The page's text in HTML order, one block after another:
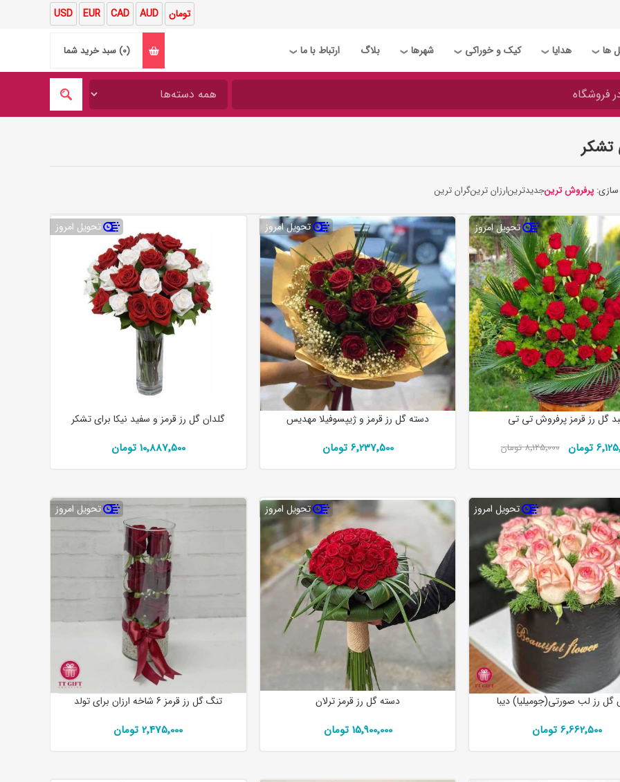
USD EUR CAD AUD تومان
ها ❯ هدایا ❯ کیک و خوراکی ❯ شهرها ❯ بلاگ ارتباط با ما ❯
(0) سبد خرید شما
تشکر
پرفروش ترینجدیدترینارزان ترینگران ترین
تحویل امروز
گل رز قرمز پرفروش تی تی
تومان 8٬125٬000 تومان
تحویل امروز
دسته گل رز قرمز و ژیپسوفیلا مهدیس
6٬237٬500 تومان
تحویل امروز
گلدان گل رز قرمز و سفید نیکا برای تشکر
10٬887٬500 تومان
تحویل امروز
گل رز لب صورتی(جومیلیا) دیبا
6٬662٬500 تومان
تحویل امروز
دسته گل رز قرمز ترلان
15٬900٬000 تومان
تحویل امروز
تنگ گل رز قرمز 6 شاخه ارزان برای تولد
2٬475٬000 تومان